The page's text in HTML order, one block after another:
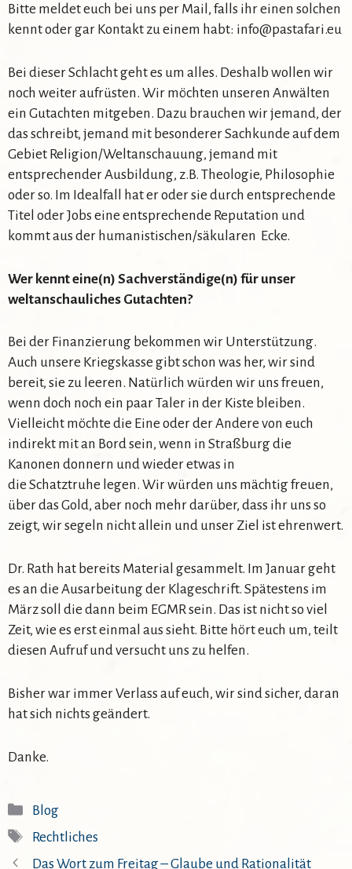
Bitte meldet euch bei uns per Mail, falls ihr einen solchen
kennt oder gar Kontakt zu einem habt: info@pastafari.eu
Bei dieser Schlacht geht es um alles. Deshalb wollen wir
noch weiter aufrüsten. Wir möchten unseren Anwälten
ein Gutachten mitgeben. Dazu brauchen wir jemand, der
das schreibt, jemand mit besonderer Sachkunde auf dem
Gebiet Religion/Weltanschauung, jemand mit
entsprechender Ausbildung, z.B. Theologie, Philosophie
oder so. Im Idealfall hat er oder sie durch entsprechende
Titel oder Jobs eine entsprechende Reputation und
kommt aus der humanistischen/säkularen Ecke.
Wer kennt eine(n) Sachverständige(n) für unser
weltanschauliches Gutachten?
Bei der Finanzierung bekommen wir Unterstützung.
Auch unsere Kriegskasse gibt schon was her, wir sind
bereit, sie zu leeren. Natürlich würden wir uns freuen,
wenn doch noch ein paar Taler in der Kiste bleiben.
Vielleicht möchte die Eine oder der Andere von euch
indirekt mit an Bord sein, wenn in Straßburg die
Kanonen donnern und wieder etwas in
die Schatztruhe legen. Wir würden uns mächtig freuen,
über das Gold, aber noch mehr darüber, dass ihr uns so
zeigt, wir segeln nicht allein und unser Ziel ist ehrenwert.
Dr. Rath hat bereits Material gesammelt. Im Januar geht
es an die Ausarbeitung der Klageschrift. Spätestens im
März soll die dann beim EGMR sein. Das ist nicht so viel
Zeit, wie es erst einmal aus sieht. Bitte hört euch um, teilt
diesen Aufruf und versucht uns zu helfen.
Bisher war immer Verlass auf euch, wir sind sicher, daran
hat sich nichts geändert.
Danke.
Kategorien
Blog
Schlagwörter
Rechtliches
Das Wort zum Freitag – Glaube und Rationalität